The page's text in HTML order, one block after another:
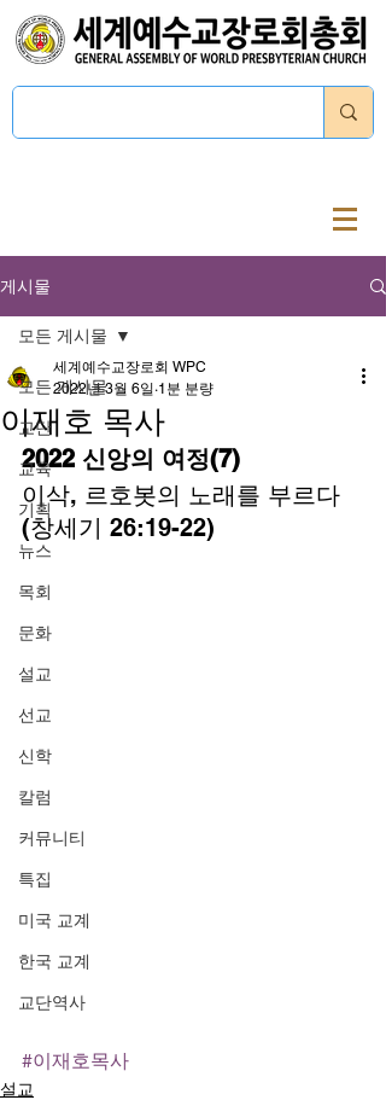
게시물
모든 게시물
교단
교육
기획
뉴스
목회
문화
설교
선교
신학
칼럼
커뮤니티
특집
미국 교계
한국 교계
교단역사
모든 게시물
이재호 목사
세계예수교장로회 WPC
2022년 3월 6일 1분 분량
2022 신앙의 여정(7)
이삭, 르호봇의 노래를 부르다
(창세기 26:19-22)
#이재호목사
설교